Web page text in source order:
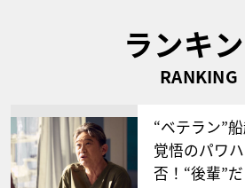
ランキ
RANKING
“ベテラン”
覚悟のパワ
否！“後輩”